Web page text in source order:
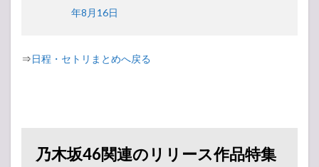
年8月16日
⇒日程・セトリまとめへ戻る
乃木坂46関連のリリース作品特集